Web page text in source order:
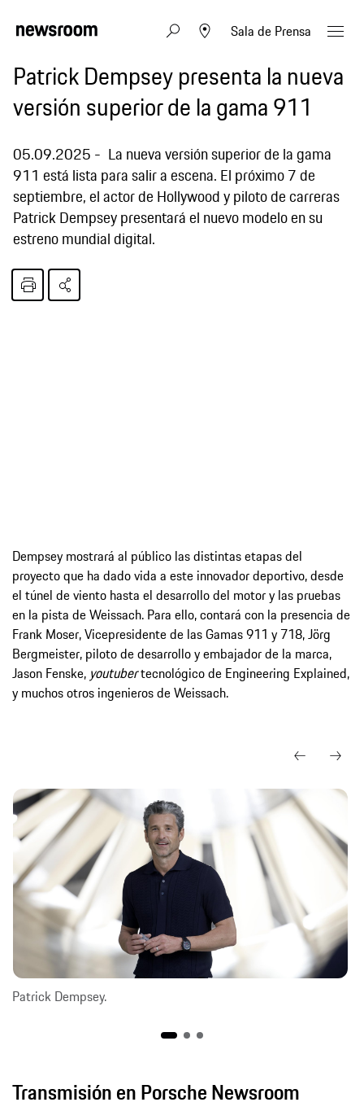
Sala de Prensa
Patrick Dempsey presenta la nueva
versión superior de la gama 911
05.09.2025
La nueva versión superior de la gama
911 está lista para salir a escena. El próximo 7 de
septiembre, el actor de Hollywood y piloto de carreras
Patrick Dempsey presentará el nuevo modelo en su
estreno mundial digital.
Dempsey mostrará al público las distintas etapas del
proyecto que ha dado vida a este innovador deportivo, desde
el túnel de viento hasta el desarrollo del motor y las pruebas
en la pista de Weissach. Para ello, contará con la presencia de
Frank Moser, Vicepresidente de las Gamas 911 y 718, Jörg
Bergmeister, piloto de desarrollo y embajador de la marca,
Jason Fenske, youtubertecnológico de Engineering Explained,
y muchos otros ingenieros de Weissach.
Patrick Dempsey.
Transmisión en Porsche Newsroom